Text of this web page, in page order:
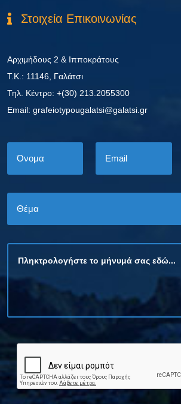
Στοιχεία Επικοινωνίας
Αρχιμήδους 2 & Ιπποκράτους
Τ.Κ.: 11146, Γαλάτσι
Τηλ. Κέντρο: +(30) 213.2055300
Εmail: grafeiotypougalatsi@galatsi.gr